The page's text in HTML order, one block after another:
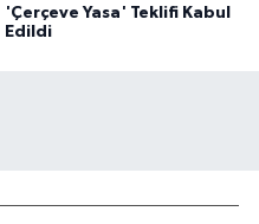
'Çerçeve Yasa' Teklifi Kabul
Edildi